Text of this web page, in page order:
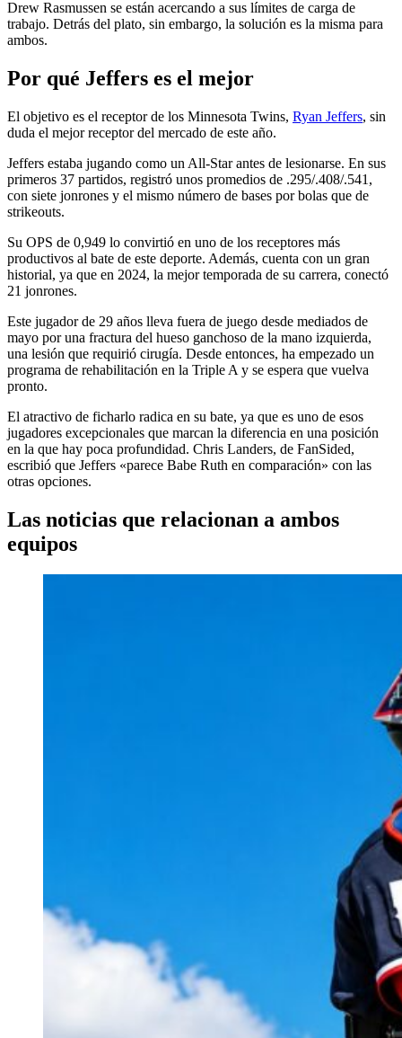
Drew Rasmussen se están acercando a sus límites de carga de
trabajo. Detrás del plato, sin embargo, la solución es la misma para
ambos.
Por qué Jeffers es el mejor
El objetivo es el receptor de los Minnesota Twins, Ryan Jeffers, sin
duda el mejor receptor del mercado de este año.
Jeffers estaba jugando como un All-Star antes de lesionarse. En sus
primeros 37 partidos, registró unos promedios de .295/.408/.541,
con siete jonrones y el mismo número de bases por bolas que de
strikeouts.
Su OPS de 0,949 lo convirtió en uno de los receptores más
productivos al bate de este deporte. Además, cuenta con un gran
historial, ya que en 2024, la mejor temporada de su carrera, conectó
21 jonrones.
Este jugador de 29 años lleva fuera de juego desde mediados de
mayo por una fractura del hueso ganchoso de la mano izquierda,
una lesión que requirió cirugía. Desde entonces, ha empezado un
programa de rehabilitación en la Triple A y se espera que vuelva
pronto.
El atractivo de ficharlo radica en su bate, ya que es uno de esos
jugadores excepcionales que marcan la diferencia en una posición
en la que hay poca profundidad. Chris Landers, de FanSided,
escribió que Jeffers «parece Babe Ruth en comparación» con las
otras opciones.
Las noticias que relacionan a ambos
equipos